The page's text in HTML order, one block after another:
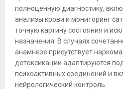
полноценную диагностику,
анализы крови и мониторинг
точную картину состояния и
назначения. В случаях
анамнезе присутствует
детоксикации адаптируются
психоактивных соединений и
нейрологический контроль.